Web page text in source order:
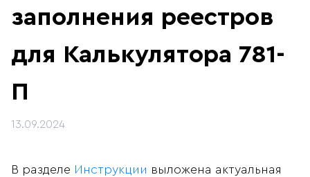
заполнения реестров
для Калькулятора 781-
П
13.09.2024
В разделе Инструкции выложена актуальная